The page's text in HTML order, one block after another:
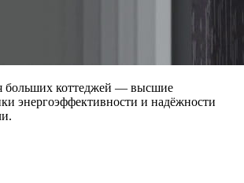
больших коттеджей — высшие
энергоэффективности и надёжности